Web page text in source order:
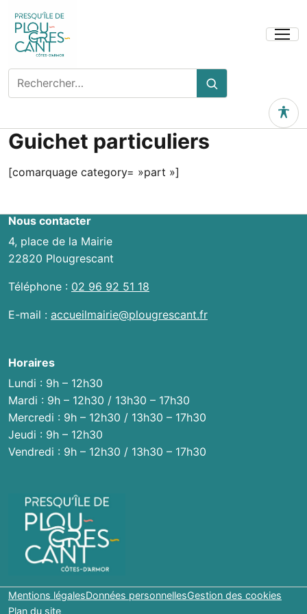
Ouvrir
Rechercher
sur
site
Rechercher
Outils
Guichet particuliers
[comarquage category= »part »]
Nous contacter
4, place de la Mairie
22820 Plougrescant
Téléphone : 02 96 92 51 18
E-mail : accueilmairie@plougrescant.fr
Horaires
Lundi : 9h – 12h30
Mardi : 9h – 12h30 / 13h30 – 17h30
Mercredi : 9h – 12h30 / 13h30 – 17h30
Jeudi : 9h – 12h30
Vendredi : 9h – 12h30 / 13h30 – 17h30
Mentions légalesDonnées personnellesGestion des cookies
Plan du site